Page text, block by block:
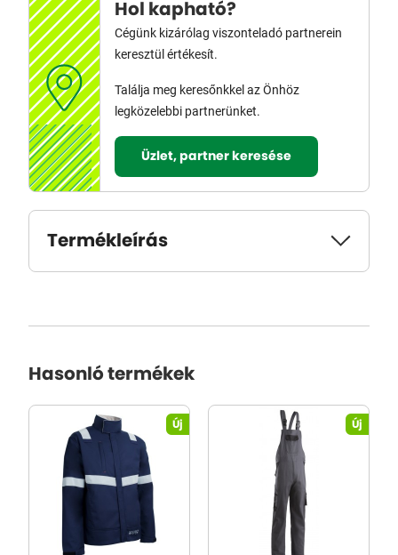
Hol kapható?
Cégünk kizárólag viszonteladó partnerein
keresztül értékesít.
Találja meg keresőnkkel az Önhöz
legközelebbi partnerünket.
Üzlet, partner keresése
Termékleírás
Hasonló termékek
Új Új